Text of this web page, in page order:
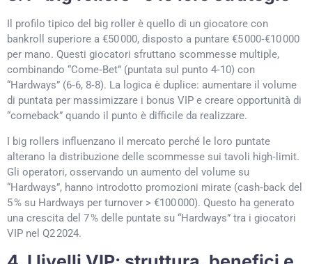
Il profilo tipico del big roller è quello di un giocatore con
bankroll superiore a €50 000, disposto a puntare €5 000‑€10 000
per mano. Questi giocatori sfruttano scommesse multiple,
combinando “Come‑Bet” (puntata sul punto 4‑10) con
“Hardways” (6‑6, 8‑8). La logica è duplice: aumentare il volume
di puntata per massimizzare i bonus VIP e creare opportunità di
“comeback” quando il punto è difficile da realizzare.
I big rollers influenzano il mercato perché le loro puntate
alterano la distribuzione delle scommesse sui tavoli high‑limit.
Gli operatori, osservando un aumento del volume su
“Hardways”, hanno introdotto promozioni mirate (cash‑back del
5 % su Hardways per turnover > €100 000). Questo ha generato
una crescita del 7 % delle puntate su “Hardways” tra i giocatori
VIP nel Q2 2024.